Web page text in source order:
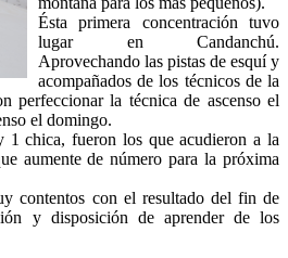
Ésta primera concentración tuvo
lugar en Candanchú.
Aprovechando las pistas de esquí y
acompañados de los técnicos de la
perfeccionar la técnica de ascenso el
el domingo.
1 chica, fueron los que acudieron a la
aumente de número para la próxima
contentos con el resultado del fin de
y disposición de aprender de los